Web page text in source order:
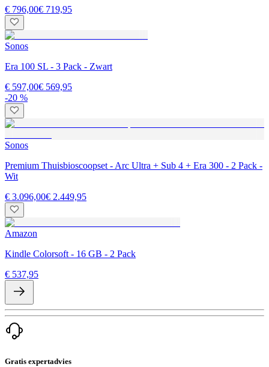
€ 796,00€ 719,95
Sonos
Era 100 SL - 3 Pack - Zwart
€ 597,00€ 569,95
-20 %
Sonos
Premium Thuisbioscoopset - Arc Ultra + Sub 4 + Era 300 - 2 Pack -
Wit
€ 3.096,00€ 2.449,95
Amazon
Kindle Colorsoft - 16 GB - 2 Pack
€ 537,95
Gratis expertadvies